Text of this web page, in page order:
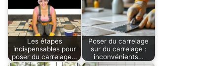
Les étapes
indispensables pour
poser du carrelage…
Poser du carrelage
sur du carrelage :
inconvénients…